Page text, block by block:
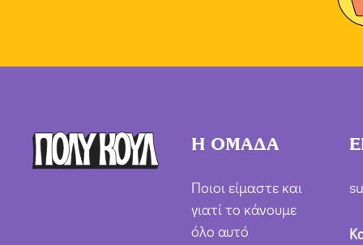
Η ΟΜΑΔΑ
Ποιοι είμαστε και
γιατί το κάνουμε
όλο αυτό